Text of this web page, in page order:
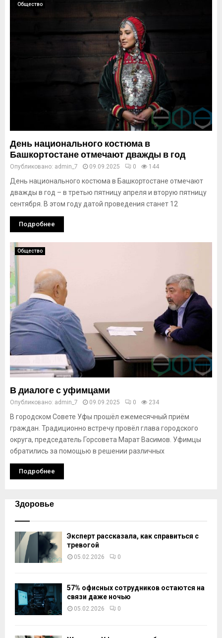
Общество
День национального костюма в
Башкортостане отмечают дважды в год
Опубликовано: admin_7 09.09.2025 0 144
День национального костюма в Башкортостане отмечают
дважды в год – в третью пятницу апреля и вторую пятницу
сентября. В этом году датой проведения станет 12
Подробнее
Общество
В диалоге с уфимцами
Опубликовано: admin_7 09.09.2025 0 234
В городском Совете Уфы прошёл ежемесячный приём
граждан. Традиционно встречу провёл глава городского
округа, председатель Горсовета Марат Васимов. Уфимцы
обратились за помощью в решении различных
Подробнее
Здоровье
Эксперт рассказала, как справиться с
тревогой
05.02.2026 0
57% офисных сотрудников остаются на
связи даже ночью
05.02.2026 0